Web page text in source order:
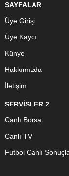
SAYFALAR
Üye Girişi
Üye Kaydı
Künye
Hakkımızda
İletişim
SERVİSLER 2
Canlı Borsa
Canlı TV
Futbol Canlı